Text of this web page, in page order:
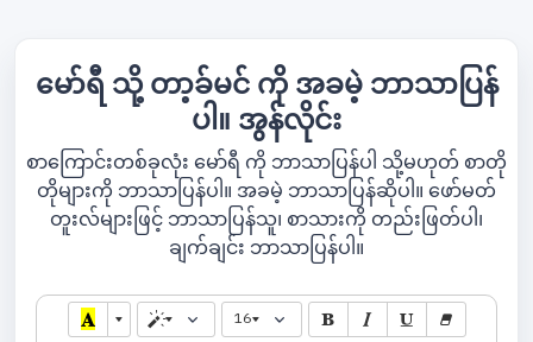
မော်ရီ သို့ တာ့ခ်မင် ကို အခမဲ့ ဘာသာပြန်
ပါ။ အွန်လိုင်း
စာကြောင်းတစ်ခုလုံး မော်ရီ ကို ဘာသာပြန်ပါ သို့မဟုတ် စာတို
တိုများကို ဘာသာပြန်ပါ။ အခမဲ့ ဘာသာပြန်ဆိုပါ။ ဖော်မတ်
တူးလ်များဖြင့် ဘာသာပြန်သူ၊ စာသားကို တည်းဖြတ်ပါ၊
ချက်ချင်း ဘာသာပြန်ပါ။
16